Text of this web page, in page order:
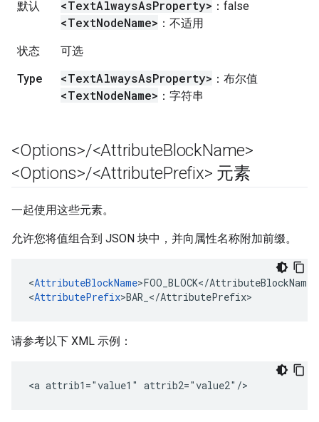
默认 <TextAlwaysAsProperty> ：false
<TextNodeName> ：不适用
状态 可选
Type <TextAlwaysAsProperty> ：布尔值
<TextNodeName> ：字符串
<Options>/<AttributeBlockName>
<Options>/<AttributePrefix> 元素
一起使用这些元素。
允许您将值组合到 JSON 块中，并向属性名称附加前缀。
<AttributeBlockName>FOO_BLOCK</AttributeBlockName>
<AttributePrefix>BAR_</AttributePrefix>
请参考以下 XML 示例：
<a attrib1="value1" attrib2="value2"/>